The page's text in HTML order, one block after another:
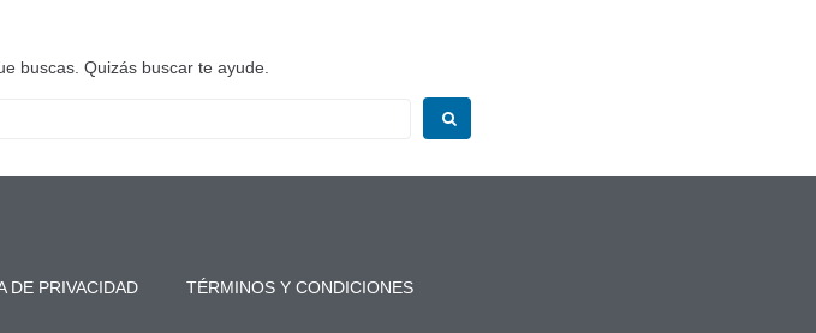
buscas. Quizás buscar te ayude.
DE PRIVACIDAD TÉRMINOS Y CONDICIONES